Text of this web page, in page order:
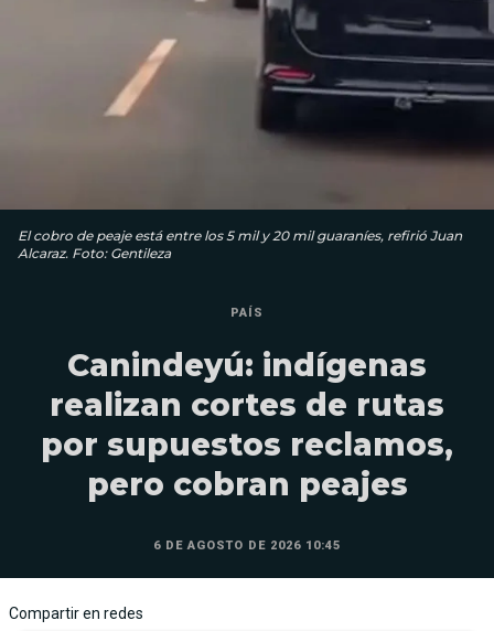
El cobro de peaje está entre los 5 mil y 20 mil guaraníes, refirió Juan
Alcaraz. Foto: Gentileza
PAÍS
Canindeyú: indígenas
realizan cortes de rutas
por supuestos reclamos,
pero cobran peajes
6 DE AGOSTO DE 2026 10:45
Compartir en redes